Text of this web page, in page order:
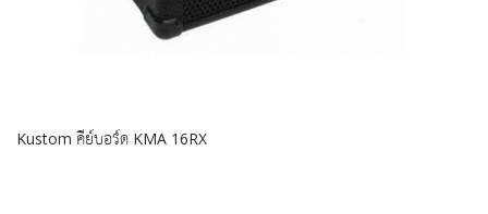
Kustom คีย์บอร์ด KMA 16RX